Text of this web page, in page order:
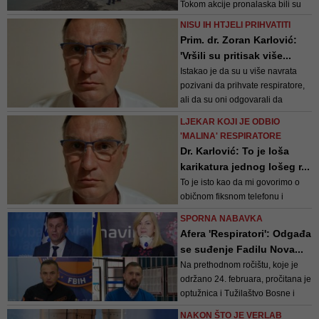
kantona (Orašje) i Služ...
Tokom akcije pronalaska bili su
uprave Orašje
NISU IH HTJELI PRIHVATITI
Prim. dr. Zoran Karlović:
'Vršili su pritisak više...
Istakao je da su u više navrata
pozivani da prihvate respiratore,
ali da su oni odgovarali da
LJEKAR KOJI JE ODBIO
'MALINA' RESPIRATORE
Dr. Karlović: To je loša
karikatura jednog lošeg r...
To je isto kao da mi govorimo o
običnom fiksnom telefonu i
znaju upravljati telefonom, a
pitaju se o suvremenom mobitelu
najveće androidske tehnologije.
To je najveći problem u svemu
ovome, rek...
SPORNA NABAVKA
Afera 'Respiratori': Odgađa
se suđenje Fadilu Nova...
Na prethodnom ročištu, koje je
održano 24. februara, pročitana je
optužnica i Tužilaštvo Bosne i
Hercegovine i odbrane su iznijele
NAKON ŠTO JE VERLAB